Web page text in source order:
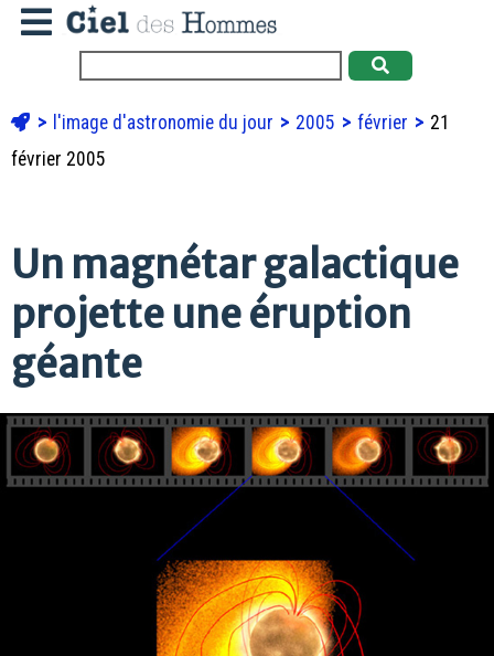
l'image d'astronomie du jour 2005 février
21
février 2005
Un magnétar galactique
projette une éruption
géante